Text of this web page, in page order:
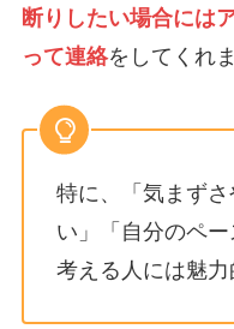
断りしたい場合には
って連絡をしてくれま
特に、「気まず
い」「自分のペ
考える人には魅力